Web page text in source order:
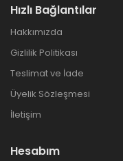
Hızlı Bağlantılar
Hakkımızda
Gizlilik Politikası
Teslimat ve İade
Üyelik Sözleşmesi
İletişim
Hesabım